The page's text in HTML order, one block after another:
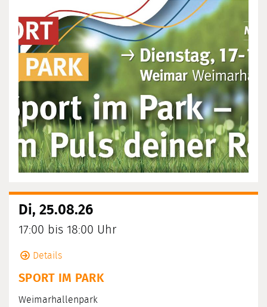
Di, 25.08.26
17:00 bis 18:00 Uhr
Details
SPORT IM PARK
Weimarhallenpark